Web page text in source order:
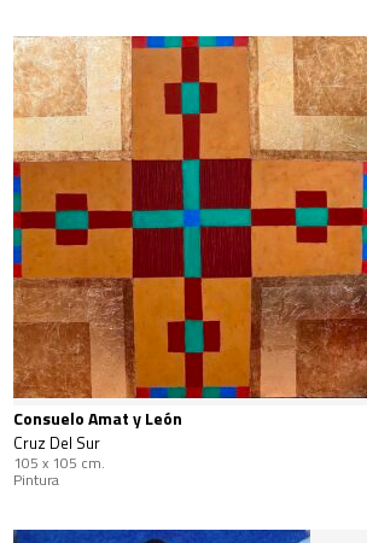
Consuelo Amat y León
Cruz Del Sur
105 x 105 cm.
Pintura